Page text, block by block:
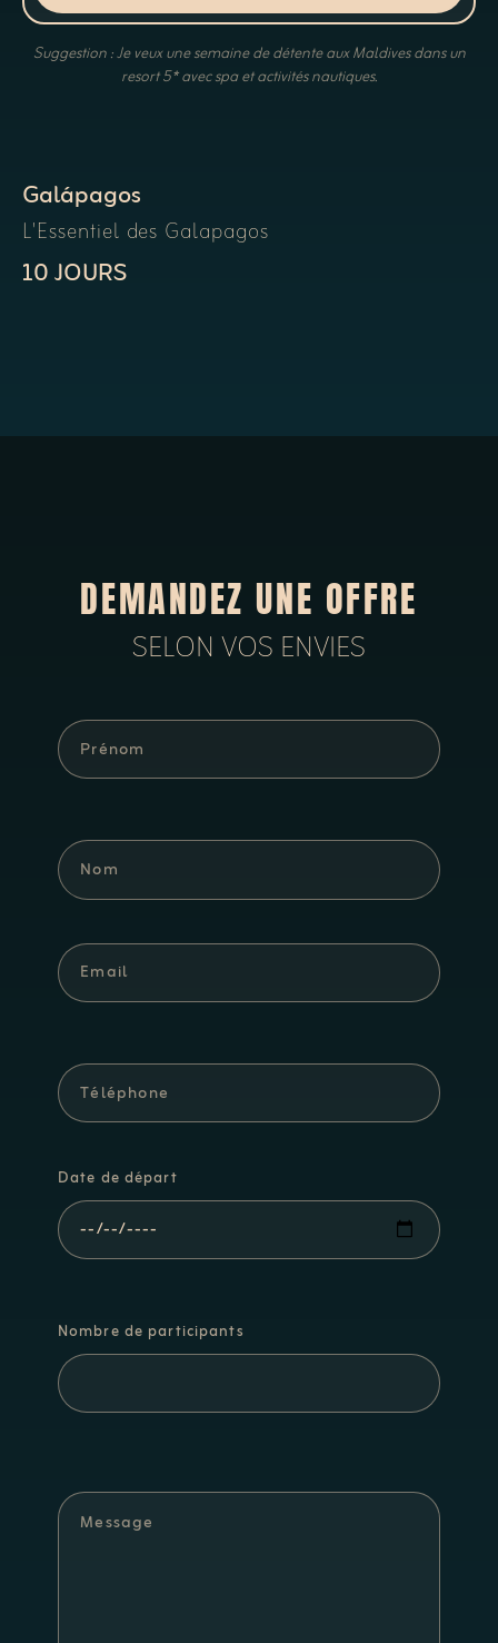
Suggestion : Je veux une semaine de détente aux Maldives dans un
resort 5* avec spa et activités nautiques.
Galápagos
L'Essentiel des Galapagos
10 JOURS
DEMANDEZ UNE OFFRE
SELON VOS ENVIES
Date de départ
Nombre de participants